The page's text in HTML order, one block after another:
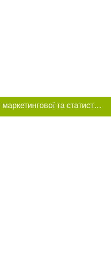
Цей сайт використовує «cookies». Також веб-сайт використовує інтернет-сервіс для збору технічних даних стосовно відвідувачів з метою отримання маркетингової та статистичної інформації. Умови обробки даних відвідувачів сайту див.